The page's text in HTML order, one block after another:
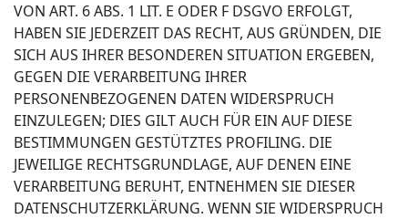
VON ART. 6 ABS. 1 LIT. E ODER F DSGVO ERFOLGT,
HABEN SIE JEDERZEIT DAS RECHT, AUS GRÜNDEN, DIE
SICH AUS IHRER BESONDEREN SITUATION ERGEBEN,
GEGEN DIE VERARBEITUNG IHRER
PERSONENBEZOGENEN DATEN WIDERSPRUCH
EINZULEGEN; DIES GILT AUCH FÜR EIN AUF DIESE
BESTIMMUNGEN GESTÜTZTES PROFILING. DIE
JEWEILIGE RECHTSGRUNDLAGE, AUF DENEN EINE
VERARBEITUNG BERUHT, ENTNEHMEN SIE DIESER
DATENSCHUTZERKLÄRUNG. WENN SIE WIDERSPRUCH